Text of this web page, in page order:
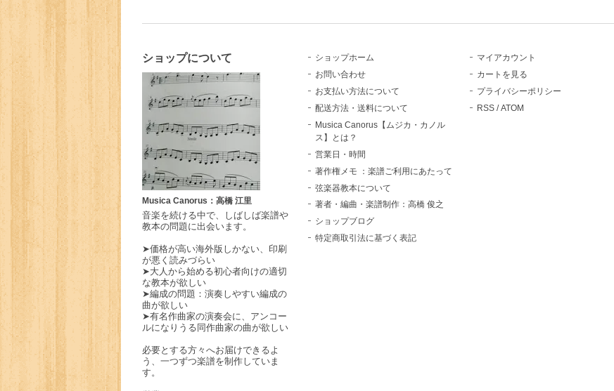
ショップについて
Musica Canorus：高橋 江里
音楽を続ける中で、しばしば楽譜や
教本の問題に出会います。
➤価格が高い海外版しかない、印刷
が悪く読みづらい
➤大人から始める初心者向けの適切
な教本が欲しい
➤編成の問題：演奏しやすい編成の
曲が欲しい
➤有名作曲家の演奏会に、アンコー
ルになりうる同作曲家の曲が欲しい
必要とする方々へお届けできるよ
う、一つずつ楽譜を制作していま
す。
ショップホーム
お問い合わせ
お支払い方法について
配送方法・送料について
Musica Canorus【ムジカ・カノル
ス】とは？
営業日・時間
著作権メモ ：楽譜ご利用にあたって
弦楽器教本について
著者・編曲・楽譜制作：高橋 俊之
ショップブログ
特定商取引法に基づく表記
マイアカウント
カートを見る
プライバシーポリシー
RSS /ATOM